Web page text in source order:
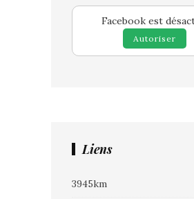
Facebook est
Autoriser
Liens
3945km